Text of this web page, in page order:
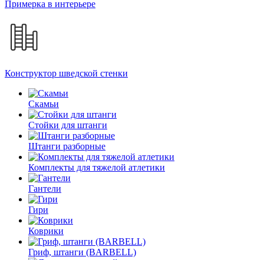
Примерка в интерьере
Конструктор шведской стенки
Скамьи
Стойки для штанги
Штанги разборные
Комплекты для тяжелой атлетики
Гантели
Гири
Коврики
Гриф, штанги (BARBELL)